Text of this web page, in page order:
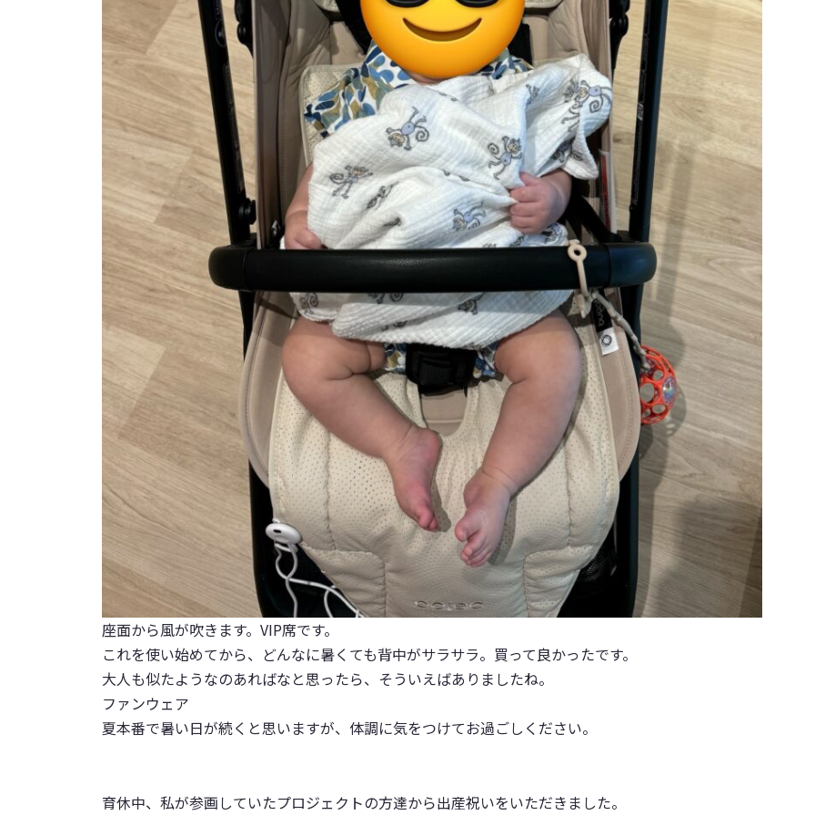
座面から風が吹きます。VIP席です。
これを使い始めてから、どんなに暑くても背中がサラサラ。買って良かったです。
大人も似たようなのあればなと思ったら、そういえばありましたね。
ファンウェア
夏本番で暑い日が続くと思いますが、体調に気をつけてお過ごしください。
育休中、私が参画していたプロジェクトの方達から出産祝いをいただきました。